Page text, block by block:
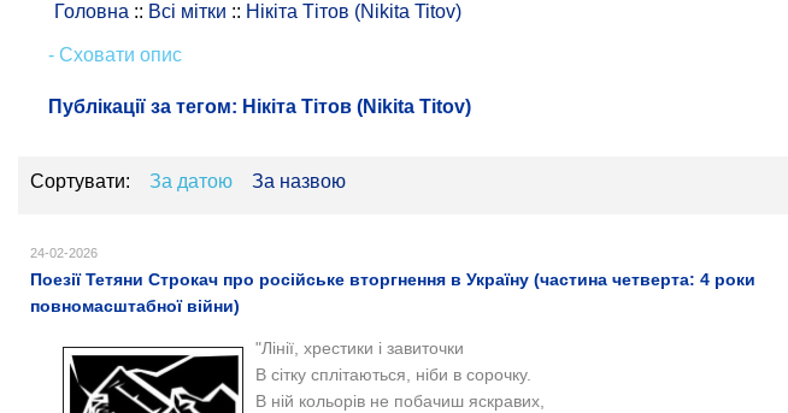
Головна :: Всі мітки :: Нікіта Тітов (Nikita Titov)
- Сховати опис
Публікації за тегом: Нікіта Тітов (Nikita Titov)
Сортувати: За датою За назвою
24-02-2026
Поезії Тетяни Строкач про російське вторгнення в Україну (частина четверта: 4 роки
повномасштабної війни)
"Лінії, хрестики і завиточки
В сітку сплітаються, ніби в сорочку.
В ній кольорів не побачиш яскравих,